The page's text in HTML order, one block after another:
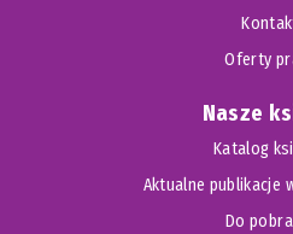
Oferty
Nasze
Katalog
Aktualne publikacje
Do